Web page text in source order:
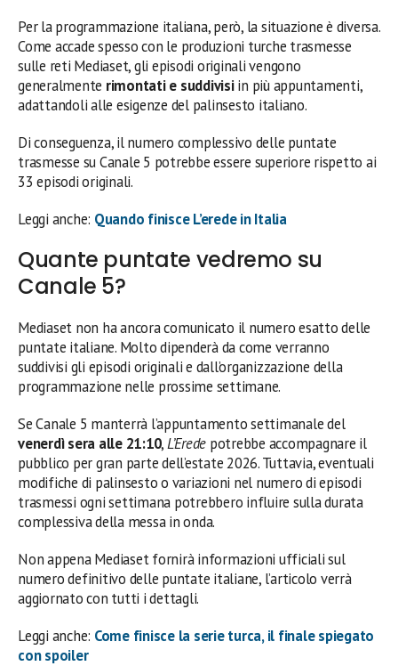
Per la programmazione italiana, però, la situazione è diversa.
Come accade spesso con le produzioni turche trasmesse
sulle reti Mediaset, gli episodi originali vengono
generalmente rimontati e suddivisiin più appuntamenti,
adattandoli alle esigenze del palinsesto italiano.
Di conseguenza, il numero complessivo delle puntate
trasmesse su Canale 5 potrebbe essere superiore rispetto ai
33 episodi originali.
Leggi anche: Quando finisce L’erede in Italia
Quante puntate vedremo su
Canale 5?
Mediaset non ha ancora comunicato il numero esatto delle
puntate italiane. Molto dipenderà da come verranno
suddivisi gli episodi originali e dall’organizzazione della
programmazione nelle prossime settimane.
Se Canale 5 manterrà l’appuntamento settimanale del
venerdì sera alle 21:10,L’Erede potrebbe accompagnare il
pubblico per gran parte dell’estate 2026. Tuttavia, eventuali
modifiche di palinsesto o variazioni nel numero di episodi
trasmessi ogni settimana potrebbero influire sulla durata
complessiva della messa in onda.
Non appena Mediaset fornirà informazioni ufficiali sul
numero definitivo delle puntate italiane, l’articolo verrà
aggiornato con tutti i dettagli.
Leggi anche: Come finisce la serie turca, il finale spiegato
con spoiler